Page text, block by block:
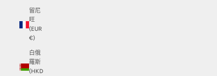
留尼
旺
(EUR
€)
白俄
羅斯
(HKD